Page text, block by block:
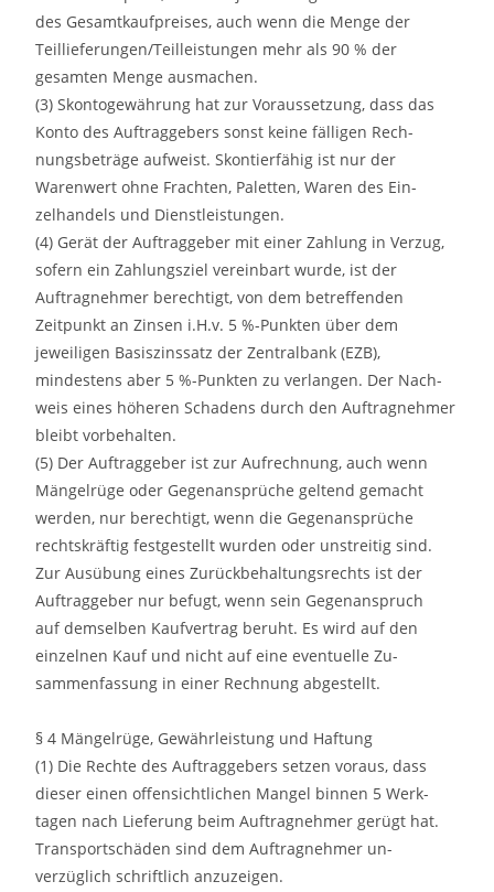
des Gesamtkaufpreises, auch wenn die Menge der
Teillieferungen/Teilleistungen mehr als 90 % der
gesamten Menge ausmachen.
(3) Skontogewährung hat zur Voraussetzung, dass das
Konto des Auftraggebers sonst keine fälligen Rech-
nungsbeträge aufweist. Skontierfähig ist nur der
Warenwert ohne Frachten, Paletten, Waren des Ein-
zelhandels und Dienstleistungen.
(4) Gerät der Auftraggeber mit einer Zahlung in Verzug,
sofern ein Zahlungsziel vereinbart wurde, ist der
Auftragnehmer berechtigt, von dem betreffenden
Zeitpunkt an Zinsen i.H.v. 5 %-Punkten über dem
jeweiligen Basiszinssatz der Zentralbank (EZB),
mindestens aber 5 %-Punkten zu verlangen. Der Nach-
weis eines höheren Schadens durch den Auftragnehmer
bleibt vorbehalten.
(5) Der Auftraggeber ist zur Aufrechnung, auch wenn
Mängelrüge oder Gegenansprüche geltend gemacht
werden, nur berechtigt, wenn die Gegenansprüche
rechtskräftig festgestellt wurden oder unstreitig sind.
Zur Ausübung eines Zurückbehaltungsrechts ist der
Auftraggeber nur befugt, wenn sein Gegenanspruch
auf demselben Kaufvertrag beruht. Es wird auf den
einzelnen Kauf und nicht auf eine eventuelle Zu-
sammenfassung in einer Rechnung abgestellt.
§ 4 Mängelrüge, Gewährleistung und Haftung
(1) Die Rechte des Auftraggebers setzen voraus, dass
dieser einen offensichtlichen Mangel binnen 5 Werk-
tagen nach Lieferung beim Auftragnehmer gerügt hat.
Transportschäden sind dem Auftragnehmer un-
verzüglich schriftlich anzuzeigen.